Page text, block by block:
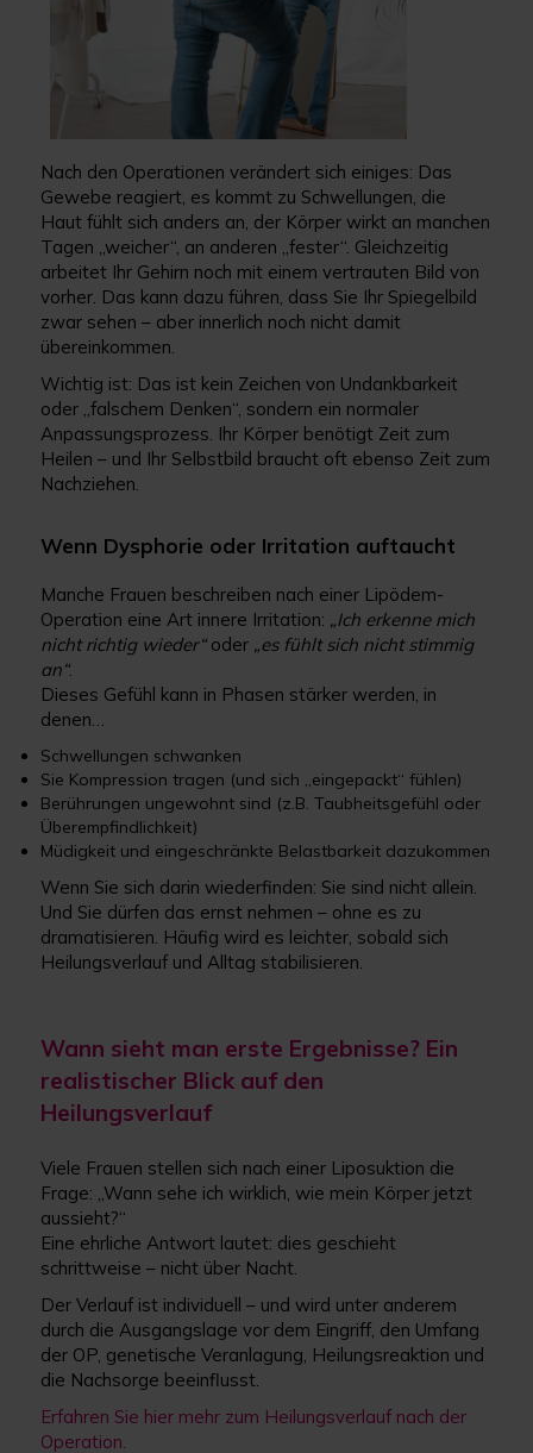
Nach den Operationen verändert sich einiges: Das
Gewebe reagiert, es kommt zu Schwellungen, die
Haut fühlt sich anders an, der Körper wirkt an manchen
Tagen „weicher“, an anderen „fester“. Gleichzeitig
arbeitet Ihr Gehirn noch mit einem vertrauten Bild von
vorher. Das kann dazu führen, dass Sie Ihr Spiegelbild
zwar sehen – aber innerlich noch nicht damit
übereinkommen.
Wichtig ist: Das ist kein Zeichen von Undankbarkeit
oder „falschem Denken“, sondern ein normaler
Anpassungsprozess. Ihr Körper benötigt Zeit zum
Heilen – und Ihr Selbstbild braucht oft ebenso Zeit zum
Nachziehen.
Wenn Dysphorie oder Irritation auftaucht
Manche Frauen beschreiben nach einer Lipödem-
Operation eine Art innere Irritation: „Ich erkenne mich
nicht richtig wieder“ oder „es fühlt sich nicht stimmig
an“.
Dieses Gefühl kann in Phasen stärker werden, in
denen…
Schwellungen schwanken
Sie Kompression tragen (und sich „eingepackt“ fühlen)
Berührungen ungewohnt sind (z.B. Taubheitsgefühl oder
Überempfindlichkeit)
Müdigkeit und eingeschränkte Belastbarkeit dazukommen
Wenn Sie sich darin wiederfinden: Sie sind nicht allein.
Und Sie dürfen das ernst nehmen – ohne es zu
dramatisieren. Häufig wird es leichter, sobald sich
Heilungsverlauf und Alltag stabilisieren.
Wann sieht man erste Ergebnisse? Ein
realistischer Blick auf den
Heilungsverlauf
Viele Frauen stellen sich nach einer Liposuktion die
Frage: „Wann sehe ich wirklich, wie mein Körper jetzt
aussieht?“
Eine ehrliche Antwort lautet: dies geschieht
schrittweise – nicht über Nacht.
Der Verlauf ist individuell – und wird unter anderem
durch die Ausgangslage vor dem Eingriff, den Umfang
der OP, genetische Veranlagung, Heilungsreaktion und
die Nachsorge beeinflusst.
Erfahren Sie hier mehr zum Heilungsverlauf nach der
Operation.